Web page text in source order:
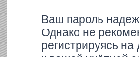
Ваш пароль
Однако не
регистрируясь